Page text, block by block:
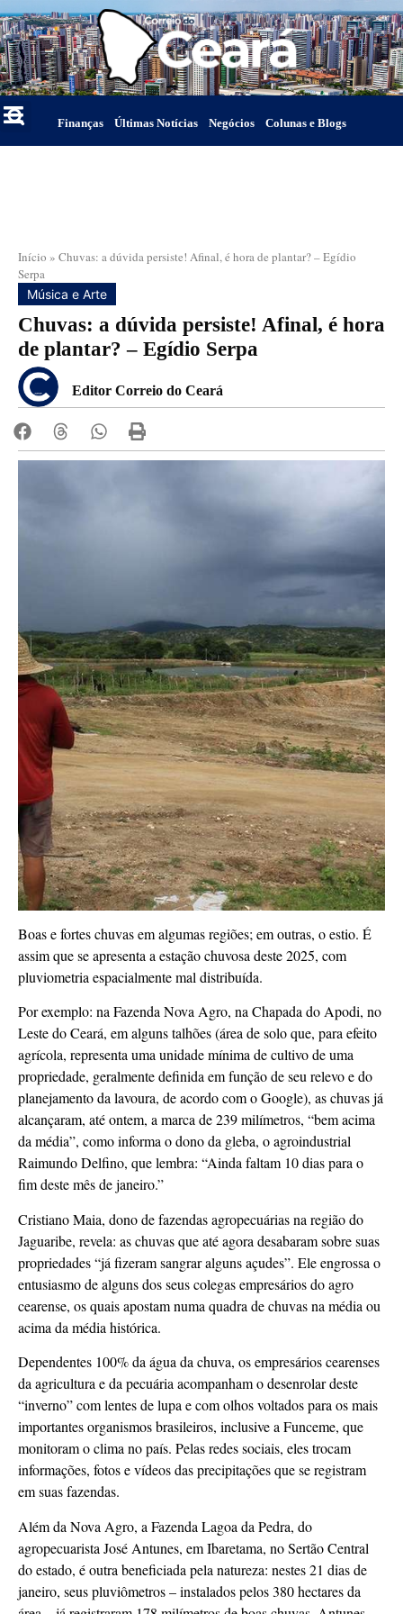
Finanças Últimas Notícias Negócios Colunas e Blogs
Início » Chuvas: a dúvida persiste! Afinal, é hora de plantar? – Egídio
Serpa
Música e Arte
Chuvas: a dúvida persiste! Afinal, é hora
de plantar? – Egídio Serpa
Editor Correio do Ceará
Boas e fortes chuvas em algumas regiões; em outras, o estio. É
assim que se apresenta a estação chuvosa deste 2025, com
pluviometria espacialmente mal distribuída.
Por exemplo: na Fazenda Nova Agro, na Chapada do Apodi, no
Leste do Ceará, em alguns talhões (área de solo que, para efeito
agrícola, representa uma unidade mínima de cultivo de uma
propriedade, geralmente definida em função de seu relevo e do
planejamento da lavoura, de acordo com o Google), as chuvas já
alcançaram, até ontem, a marca de 239 milímetros, “bem acima
da média”, como informa o dono da gleba, o agroindustrial
Raimundo Delfino, que lembra: “Ainda faltam 10 dias para o
fim deste mês de janeiro.”
Cristiano Maia, dono de fazendas agropecuárias na região do
Jaguaribe, revela: as chuvas que até agora desabaram sobre suas
propriedades “já fizeram sangrar alguns açudes”. Ele engrossa o
entusiasmo de alguns dos seus colegas empresários do agro
cearense, os quais apostam numa quadra de chuvas na média ou
acima da média histórica.
Dependentes 100% da água da chuva, os empresários cearenses
da agricultura e da pecuária acompanham o desenrolar deste
“inverno” com lentes de lupa e com olhos voltados para os mais
importantes organismos brasileiros, inclusive a Funceme, que
monitoram o clima no país. Pelas redes sociais, eles trocam
informações, fotos e vídeos das precipitações que se registram
em suas fazendas.
Além da Nova Agro, a Fazenda Lagoa da Pedra, do
agropecuarista José Antunes, em Ibaretama, no Sertão Central
do estado, é outra beneficiada pela natureza: nestes 21 dias de
janeiro, seus pluviômetros – instalados pelos 380 hectares da